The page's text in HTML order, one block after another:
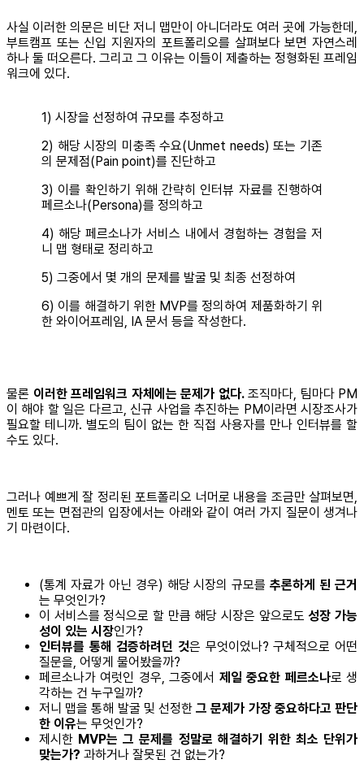
사실 이러한 의문은 비단 저니 맵만이 아니더라도 여러 곳에 가능한데,
부트캠프 또는 신입 지원자의 포트폴리오를 살펴보다 보면 자연스레
하나 둘 떠오른다. 그리고 그 이유는 이들이 제출하는 정형화된 프레임
워크에 있다.
1) 시장을 선정하여 규모를 추정하고
2) 해당 시장의 미충족 수요(Unmet needs) 또는 기존
의 문제점(Pain point)를 진단하고
3) 이를 확인하기 위해 간략히 인터뷰 자료를 진행하여
페르소나(Persona)를 정의하고
4) 해당 페르소나가 서비스 내에서 경험하는 경험을 저
니 맵 형태로 정리하고
5) 그중에서 몇 개의 문제를 발굴 및 최종 선정하여
6) 이를 해결하기 위한 MVP를 정의하여 제품화하기 위
한 와이어프레임, IA 문서 등을 작성한다.
물론 이러한 프레임워크 자체에는 문제가 없다.조직마다, 팀마다 PM
이 해야 할 일은 다르고, 신규 사업을 추진하는 PM이라면 시장조사가
필요할 테니까. 별도의 팀이 없는 한 직접 사용자를 만나 인터뷰를 할
수도 있다.
그러나 예쁘게 잘 정리된 포트폴리오 너머로 내용을 조금만 살펴보면,
멘토 또는 면접관의 입장에서는 아래와 같이 여러 가지 질문이 생겨나
기 마련이다.
(통계 자료가 아닌 경우) 해당 시장의 규모를추론하게 된 근거
는 무엇인가?
이 서비스를 정식으로 할 만큼 해당 시장은 앞으로도성장 가능
성이 있는 시장인가?
인터뷰를 통해 검증하려던 것은 무엇이었나? 구체적으로 어떤
질문을, 어떻게 물어봤을까?
페르소나가 여럿인 경우, 그중에서 제일 중요한 페르소나로 생
각하는 건 누구일까?
저니 맵을 통해 발굴 및 선정한그 문제가 가장 중요하다고 판단
한 이유는 무엇인가?
제시한 MVP는 그 문제를 정말로 해결하기 위한 최소 단위가
맞는가? 과하거나 잘못된 건 없는가?